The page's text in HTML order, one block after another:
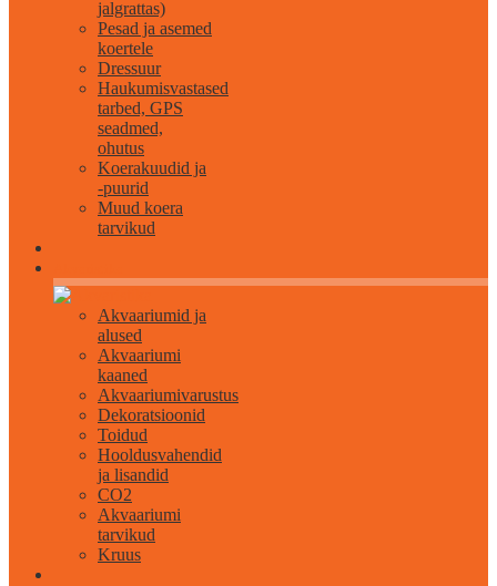
jalgrattas)
Pesad ja asemed
koertele
Dressuur
Haukumisvastased
tarbed, GPS
seadmed,
ohutus
Koerakuudid ja
-puurid
Muud koera
tarvikud
Akvaariumid ja
alused
Akvaariumi
kaaned
Akvaariumivarustus
Dekoratsioonid
Toidud
Hooldusvahendid
ja lisandid
CO2
Akvaariumi
tarvikud
Kruus